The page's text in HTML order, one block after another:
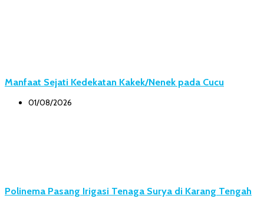
Manfaat Sejati Kedekatan Kakek/Nenek pada Cucu
01/08/2026
Polinema Pasang Irigasi Tenaga Surya di Karang Tengah